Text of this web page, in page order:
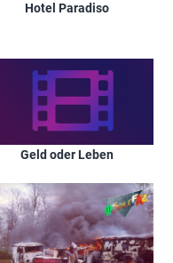
Hotel Paradiso
Geld oder Leben